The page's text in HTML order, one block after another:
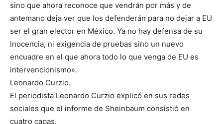
sino que ahora reconoce que vendrán por más y de
antemano deja ver que los defenderán para no dejar a EU
ser el gran elector en México. Ya no hay defensa de su
inocencia, ni exigencia de pruebas sino un nuevo
encuadre en el que ahora todo lo que venga de EU es
intervencionismo».
Leonardo Curzio.
El periodista Leonardo Curzio explicó en sus redes
sociales que el informe de Sheinbaum consistió en
cuatro capas.